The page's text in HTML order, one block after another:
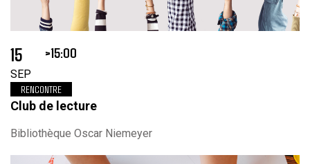
15
SEP
15:00
RENCONTRE
Club de lecture
Bibliothèque Oscar Niemeyer